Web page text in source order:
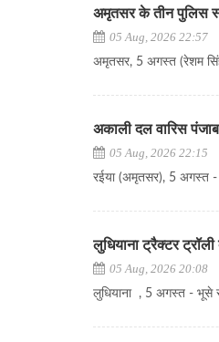
अमृतसर के तीन पुलिस
05 Aug, 2026 22:57
अमृतसर, 5 अगस्त (रेशम
अकाली दल वारिस
05 Aug, 2026 22:15
रईया (अमृतसर), 5 अगस्त -
लुधियाना ट्रैक्टर
05 Aug, 2026 20:08
लुधियाना , 5 अगस्त - भूसे